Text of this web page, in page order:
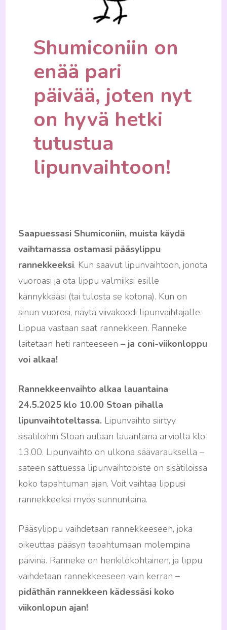
Shumiconiin on
enää pari
päivää, joten nyt
on hyvä hetki
tutustua
lipunvaihtoon!
Saapuessasi Shumiconiin, muista käydä
vaihtamassa ostamasi pääsylippu
rannekkeeksi. Kun saavut lipunvaihtoon, jonota
vuoroasi ja ota lippu valmiiksi esille
kännykkääsi (tai tulosta se kotona). Kun on
sinun vuorosi, näytä viivakoodi lipunvaihtajalle.
Lippua vastaan saat rannekkeen. Ranneke
laitetaan heti ranteeseen– ja coni-viikonloppu
voi alkaa!
Rannekkeenvaihto alkaa lauantaina
24.5.2025 klo 10.00 Stoan pihalla
lipunvaihtoteltassa. Lipunvaihto siirtyy
sisätiloihin Stoan aulaan lauantaina arviolta klo
13.00. Lipunvaihto on ulkona säävarauksella –
sateen sattuessa lipunvaihtopiste on sisätiloissa
koko tapahtuman ajan. Voit vaihtaa lippusi
rannekkeeksi myös sunnuntaina.
Pääsylippu vaihdetaan rannekkeeseen, joka
oikeuttaa pääsyn tapahtumaan molempina
päivinä. Ranneke on henkilökohtainen, ja lippu
vaihdetaan rannekkeeseen vain kerran–
pidäthän rannekkeen kädessäsi koko
viikonlopun ajan!